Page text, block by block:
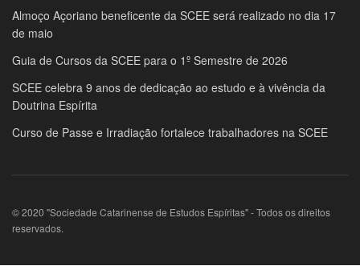
Almoço Açoriano beneficente da SCEE será realizado no dia 17
de maio
Guia de Cursos da SCEE para o 1º Semestre de 2026
SCEE celebra 9 anos de dedicação ao estudo e à vivência da
Doutrina Espírita
Curso de Passe e Irradiação fortalece trabalhadores na SCEE
© 2020 "Sociedade Catarinense de Estudos Espíritas" - Todos os direitos
reservados.